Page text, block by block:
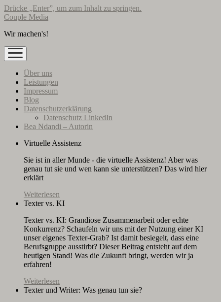
Drücke „Enter”, um zum Inhalt zu springen.
Couple Media
Wir machen's!
Menü
öffnen
Über uns
Leistungen
Impressum
Blog
Datenschutzerklärung
Datenschutz LinkedIn
Bea Ndandi – Autorin
Virtuelle Assistenz
Sie ist in aller Munde - die virtuelle Assistenz! Aber was
genau tut sie und wen kann sie unterstützen? Das wird hier
erklärt
Weiterlesen
Texter vs. KI
Texter vs. KI: Grandiose Zusammenarbeit oder echte
Konkurrenz? Schaufeln wir uns mit der Nutzung einer KI
unser eigenes Texter-Grab? Ist damit besiegelt, dass eine
Berufsgruppe ausstirbt? Dieser Beitrag entsteht auf dem
heutigen Stand! Was die Zukunft bringt, werden wir ja
erfahren!
Weiterlesen
Texter und Writer: Was genau tun sie?